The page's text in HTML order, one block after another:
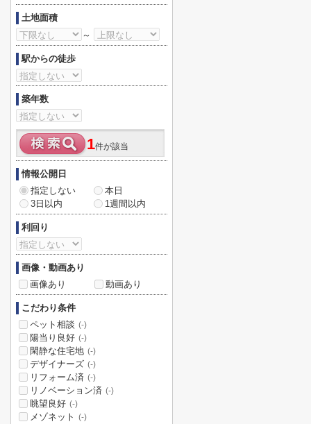
土地面積
～
駅からの徒歩
築年数
1件が該当
情報公開日
指定しない
本日
3日以内
1週間以内
利回り
画像・動画あり
画像あり
動画あり
こだわり条件
ペット相談 (-)
陽当り良好 (-)
閑静な住宅地 (-)
デザイナーズ (-)
リフォーム済 (-)
リノベーション済 (-)
眺望良好 (-)
メゾネット (-)